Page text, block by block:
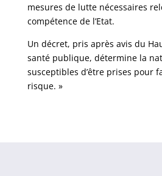
mesures de lutte nécessaires
compétence de l’Etat.
Un décret, pris après avis du
santé publique, détermine la
susceptibles d’être prises pour
risque. »